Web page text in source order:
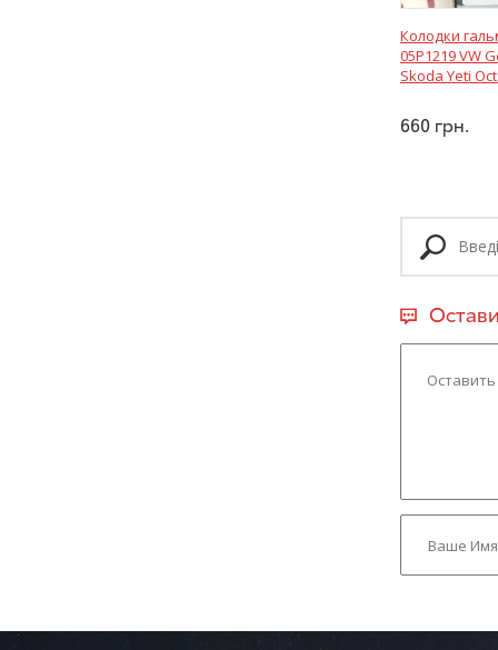
Колодки
05P1219 VW
Skoda Yeti
660 грн.